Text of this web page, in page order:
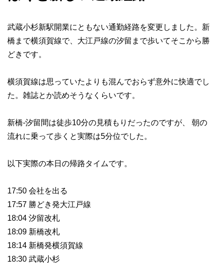
武蔵小杉新駅開業にともない通勤経路を変更しました。新
橋まで横須賀線で、大江戸線の汐留まで歩いてそこから勝
どきです。
横須賀線は思っていたよりも混んでおらず意外に快適でし
た。雑誌とか読めそうなくらいです。
新橋-汐留間は徒歩10分の見積もりだったのですが、 朝の
流れに乗って歩くと実際は5分位でした。
以下実際の本日の帰路タイムです。
17:50 会社を出る
17:57 勝どき発大江戸線
18:04 汐留改札
18:09 新橋改札
18:14 新橋発横須賀線
18:30 武蔵小杉